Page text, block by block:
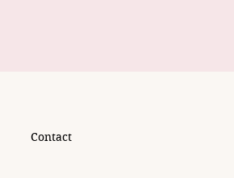
Contact